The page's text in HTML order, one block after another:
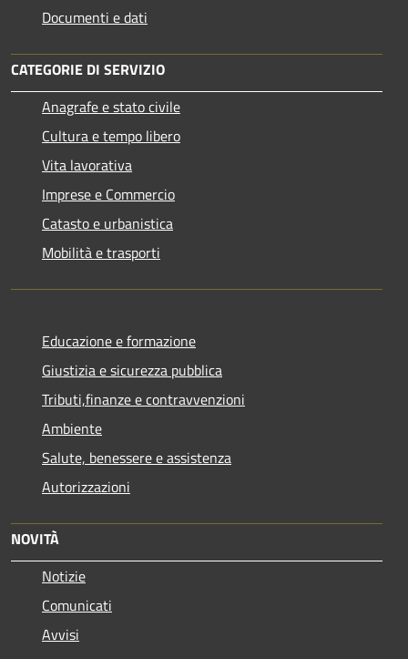
Documenti e dati
CATEGORIE DI SERVIZIO
Anagrafe e stato civile
Cultura e tempo libero
Vita lavorativa
Imprese e Commercio
Catasto e urbanistica
Mobilità e trasporti
Educazione e formazione
Giustizia e sicurezza pubblica
Tributi,finanze e contravvenzioni
Ambiente
Salute, benessere e assistenza
Autorizzazioni
NOVITÀ
Notizie
Comunicati
Avvisi